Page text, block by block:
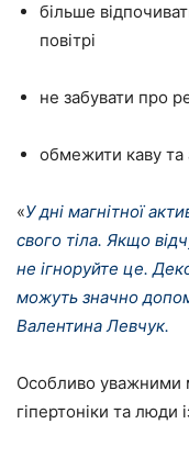
більше
повітрі
не забувати про
обмежити каву та
«У дні магнітної
свого тіла. Якщо
не ігноруйте це.
можуть значно
Валентина Левчук.
Особливо уважними
гіпертоніки та люди